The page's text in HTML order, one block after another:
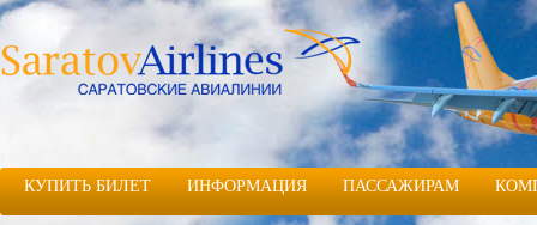
КУПИТЬ БИЛЕТ ИНФОРМАЦИЯ ПАССАЖИРАМ